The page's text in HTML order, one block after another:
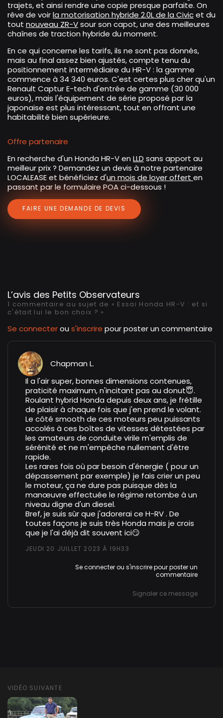
trajets, et ainsi rendre une copie presque parfaite. On
rêve de voirla motorisation hybride 2.0L de la Civicet du
tout nouveau ZR-Vsour son capot, une des meilleures
chaînes de traction hybride du moment.
En ce qui concerne les tarifs, ils ne sont pas donnés,
mais au final assez bien ajustés, compte tenu du
positionnement intermédiaire du HR-V : la gamme
commence à 34 340 euros. C'est certes plus cher qu'un
Renault Captur E-tech d'entrée de gamme (30 000
euros), mais l'équipement de série proposé par la
japonaise est plus intéressant, tout en offrant une
habitabilité bien supérieure.
Offre partenaire
En recherche d'un Honda HR-V en LLD sans apport au
meilleur prix ? Demandez un devis à notre partenaire
LOCALEASE et bénéficiez d'un mois de loyer offert en
passant par le formulaire POA ci-dessous !
FAIRE UNE DEMANDE DE DEVIS
L’avis des Petits Observateurs
1 commentaire au sujet de « Essai Honda HR-V : et si
c'était lui le bon choix ? »
Se connecterou s'inscrire pour poster un commentaire
Chapman L.
Il a l'air super, bonnes dimensions contenues,
praticité maximum, n'incitant pas au donut😇.
Roulant hybrid Honda depuis deux ans, je frétille
de plaisir à chaque fois que j'en prend le volant.
Le côté smooth de ces moteurs peu puissants
accolés à ces boîtes de vitesses détestées par
les amateurs de conduite virile m'emplis de
sérénité et ne m'empêche nullement d'être
rapide.
Les rares fois où par besoin d'énergie ( pour un
dépassement par exemple) je fais crier un peu
le moteur, ça ne dure pas puisque dès la
manœuvre effectuée le régime retombe à un
niveau digne d'un diesel.
Bref, je suis sûr que j'adorerai ce H-RV . De
toutes façons je suis très Honda mais je crois
que je l'ai déjà dit souvent ici😏
JEUDI 20 JUILLET 2023 À 19H33
Se connecterou s'inscrirepour poster un
commentaire
Signaler ce message
VIDÉO SUIVANTE